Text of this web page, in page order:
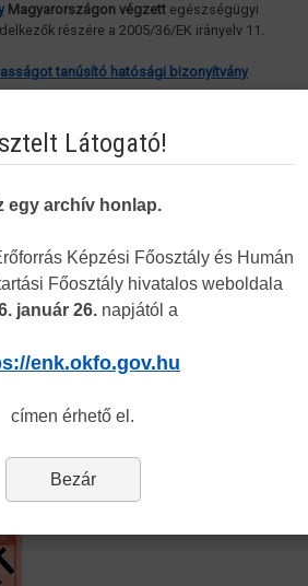
Magyarországon végzett egészségügyi
részére a 2005/36/EK irányelv 11.
tanúsító hatósági bizonyítvány
kiállítása minden esetben kérelemre
szükséges dokumentumok listája
kapcsolatos egyéb tudnivalókról pedig
olvashatnak.
kapcsolatban azalábbi
Látogató!
egy archív honlap.
Képzési Főosztály és Humán
Főosztály hivatalos weboldala
január 26.napjától a
enk.okfo.gov.hu
címen érhető el.
Bezár